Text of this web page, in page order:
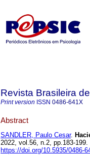
Revista Brasileira
Print version ISSN 0486-641X
Abstract
SANDLER, Paulo Cesar.
2022, vol.56, n.2, pp.183-
https://doi.org/10.5935/0486-